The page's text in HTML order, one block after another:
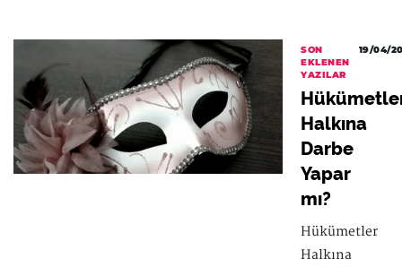
SON
EKLENEN
YAZILAR
19/04/
Halkına
Darbe
Yapar
mı?
Hükümetler
Halkına